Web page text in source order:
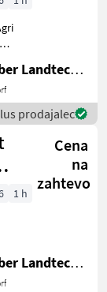
Amselgruber Landtechnik GmbH
prodajalec
Cena
na
zahtevo
1 h
Amselgruber Landtechnik GmbH